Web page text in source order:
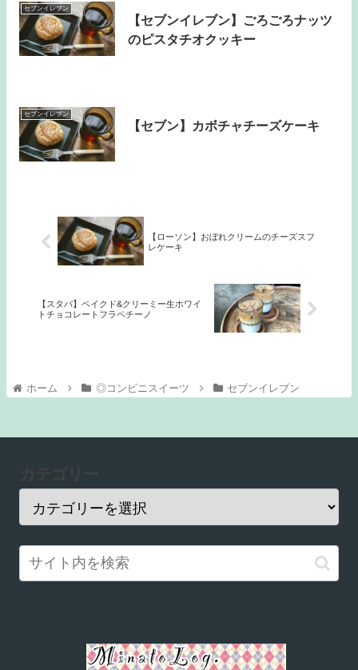
セブンイレブン
【セブンイレブン】ごろごろナッツ
のピスタチオクッキー
セブンイレブン
【セブン】カボチャチーズケーキ
【ローソン】おぼれクリームのチーズスフ
レケーキ
【スタバ】ベイクド&クリーミー生ホワイ
トチョコレートフラペチーノ
ホーム ◎コンビニスイーツ セブンイレブン
カテゴリー